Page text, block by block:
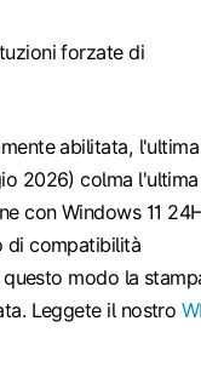
forzate di
abilitata, l'ultima
2026) colma l'ultima
con Windows 11
di compatibilità
modo la
Leggete il nostro